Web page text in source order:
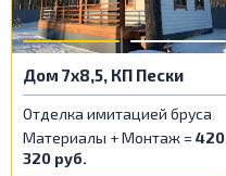
Дом 7х8,5, КП Пески
Отделка имитацией бруса
Материалы + Монтаж =420
320 руб.